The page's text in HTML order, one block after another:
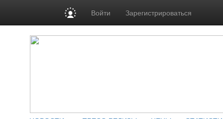
Войти Зарегистрироваться